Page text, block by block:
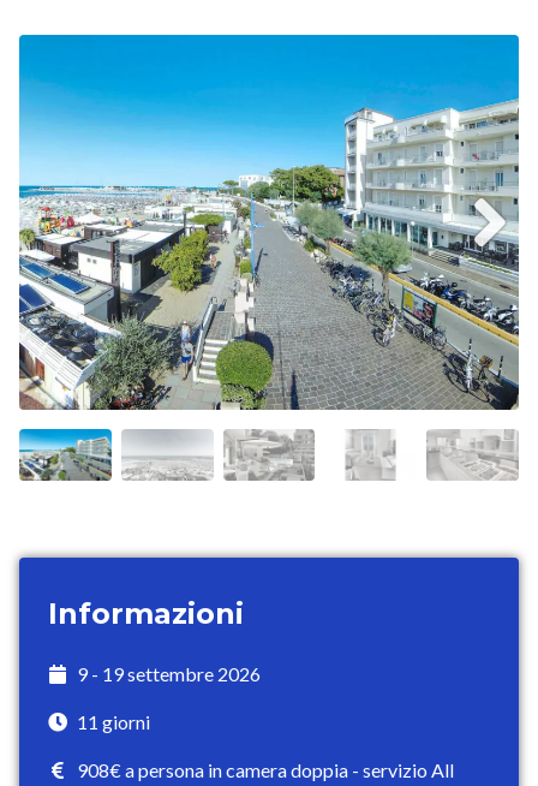
Informazioni
9 - 19 settembre 2026
11 giorni
908€ a persona in camera doppia - servizio All